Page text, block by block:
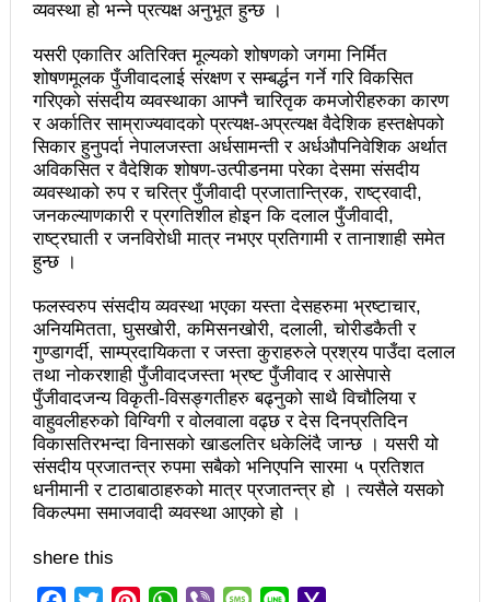
कविता- म हैन भने
आवश्यकता मिडिया साक्षरताको
३ महिनामा प्रेस स्वतन्त्रता हननका १३ घटना
काउन्सिलद्वारा ४ वटा सञ्चार माध्यमको कालोसूची फुकुवा, ३
वटा सूचीकरणबाट हटे
इन्द्रेश्वर युवा समाजद्वारा बेलकोटगढीका ५ विद्यालयमा छात्रवृत्ति
वितरण
भरतपुरको मुख्य सडकमा भएको भूमिगत विद्युतिकरणको ब्रेकथ्रु
सकियो चितवन महोत्सव : ५ लाख सहभागि, ३० करोडको
कारोबार
बाघले झम्टिँदा मोटरसाइकलमा सवार दुई जना घाइते
टोखामा कर्जा सदुपयोगिता सम्बन्धी अन्तरक्रिया
एकाबिहानै चीनमा भुकम्पः नेपालमा कडा धक्का महसुस
बिद्यार्थीलाई चलचित्र सिकाउँदै बागमती प्रदेश सरकार
भोलि चितवनमा माओवादीको विशाल सभा: प्रचण्डले सम्बोधन
व्यवस्था हो भन्ने प्रत्यक्ष अनुभूत हुन्छ ।
यसरी एकातिर अतिरिक्त मूल्यको शोषणको जगमा निर्मित
शोषणमूलक पुँजीवादलाई संरक्षण र सम्बर्द्धन गर्ने गरि विकसित
गरिएको संसदीय व्यवस्थाका आफ्नै चारितृक कमजोरीहरुका कारण
र अर्कातिर साम्राज्यवादको प्रत्यक्ष-अप्रत्यक्ष वैदेशिक हस्तक्षेपको
सिकार हुनुपर्दा नेपालजस्ता अर्धसामन्ती र अर्धऔपनिवेशिक अर्थात
अविकसित र वैदेशिक शोषण-उत्पीडनमा परेका देसमा संसदीय
व्यवस्थाको रुप र चरित्र पुँजीवादी प्रजातान्त्रिक, राष्ट्रवादी,
जनकल्याणकारी र प्रगतिशील होइन कि दलाल पुँजीवादी,
राष्ट्रघाती र जनविरोधी मात्र नभएर प्रतिगामी र तानाशाही समेत
हुन्छ ।
फलस्वरुप संसदीय व्यवस्था भएका यस्ता देसहरुमा भ्रष्टाचार,
अनियमितता, घुसखोरी, कमिसनखोरी, दलाली, चोरीडकैती र
गुण्डागर्दी, साम्प्रदायिकता र जस्ता कुराहरुले प्रश्रय पाउँदा दलाल
तथा नोकरशाही पुँजीवादजस्ता भ्रष्ट पुँजीवाद र आसेपासे
पुँजीवादजन्य विकृती-विसङ्गतीहरु बढ्नुको साथै विचौलिया र
वाहुवलीहरुको विग्विगी र वोलवाला वढ्छ र देस दिनप्रतिदिन
विकासतिरभन्दा विनासको खाडलतिर धकेलिंदै जान्छ । यसरी यो
संसदीय प्रजातन्त्र रुपमा सबैको भनिएपनि सारमा ५ प्रतिशत
धनीमानी र टाठाबाठाहरुको मात्र प्रजातन्त्र हो । त्यसैले यसको
विकल्पमा समाजवादी व्यवस्था आएको हो ।
shere this